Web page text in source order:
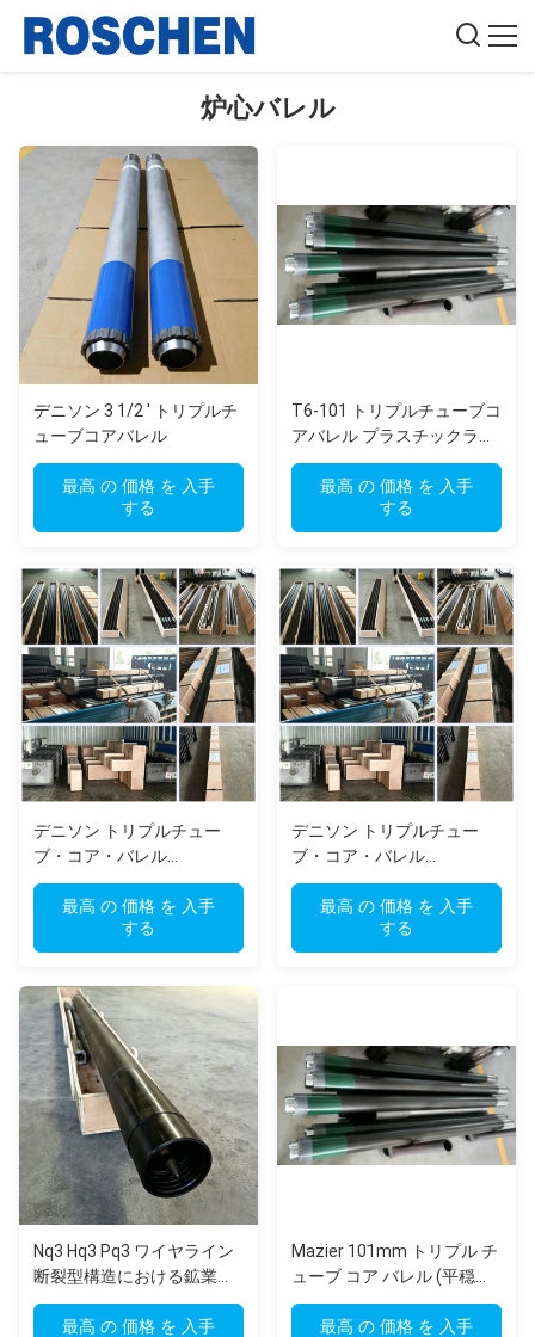
炉心バレル
デニソン 3 1/2 ′ トリプルチ
ューブコアバレル
最高 の 価格 を 入手
する
T6-101 トリプルチューブコ
アバレル プラスチックライ
ナー付き 表面採掘および地
質工学掘削用
最高 の 価格 を 入手
する
デニソン トリプルチュー
ブ・コア・バレル
(Denisons Triple Tube Core
Barrel) プラスチック・ライ
ンヤーと調整可能なバスケ
ット・コア・リフター
サンプルを無事採取する
最高 の 価格 を 入手
する
デニソン トリプルチュー
ブ・コア・バレル
(Denisons Triple Tube Core
Barrel) プラスチック・ライ
ンナーと調節可能なコア・
リフターで土壌のサンプル
最高 の 価格 を 入手
する
Nq3 Hq3 Pq3 ワイヤライン
断裂型構造における鉱業と
地質技術調査のための三管
コア樽最高 の 価格 を 入手
Mazier 101mm トリプル チ
ューブ コア バレル (平穏な
土壌サンプリング用)
最高 の 価格 を 入手